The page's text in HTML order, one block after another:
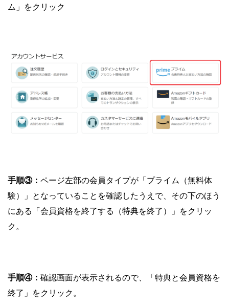
ム」をクリック
手順③： ページ左部の会員タイプが「プライム（無料体
験）」となっていることを確認したうえで、その下のほう
にある「会員資格を終了する（特典を終了）」をクリッ
ク。
手順④： 確認画面が表示されるので、「特典と会員資格を
終了」をクリック。